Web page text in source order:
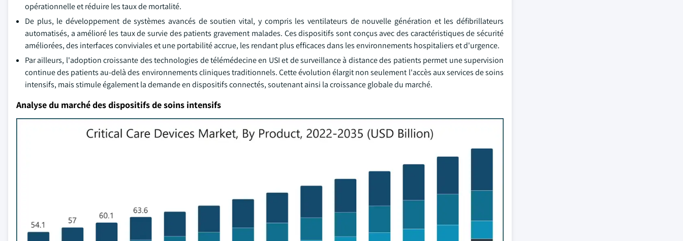
opérationnelle et réduire les taux de mortalité.
De plus, le développement de systèmes avancés de soutien vital, y compris les ventilateurs de nouvelle génération et les défibrillateurs
automatisés, a amélioré les taux de survie des patients gravement malades. Ces dispositifs sont conçus avec des caractéristiques de sécurité
améliorées, des interfaces conviviales et une portabilité accrue, les rendant plus efficaces dans les environnements hospitaliers et d'urgence.
Par ailleurs, l'adoption croissante des technologies de télémédecine en USI et de surveillance à distance des patients permet une supervision
continue des patients au-delà des environnements cliniques traditionnels. Cette évolution élargit non seulement l'accès aux services de soins
intensifs, mais stimule également la demande en dispositifs connectés, soutenant ainsi la croissance globale du marché.
Analyse du marché des dispositifs de soins intensifs